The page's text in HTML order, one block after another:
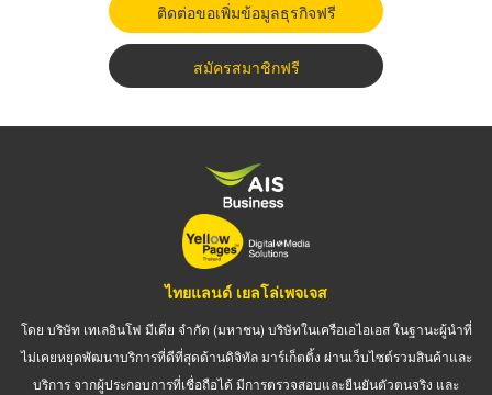
ติดต่อขอเพิ่มข้อมูลธุรกิจฟรี
สมัครสมาชิกฟรี
ไทยแลนด์ เยลโล่เพจเจส
โดย บริษัท เทเลอินโฟ มีเดีย จำกัด (มหาชน) บริษัทในเครือเอไอเอส ในฐานะผู้นำที่
ไม่เคยหยุดพัฒนาบริการที่ดีที่สุดด้านดิจิทัล มาร์เก็ตติ้ง ผ่านเว็บไซต์รวมสินค้าและ
บริการ จากผู้ประกอบการที่เชื่อถือได้ มีการตรวจสอบและยืนยันตัวตนจริง และ